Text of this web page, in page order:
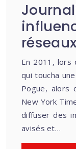
En 2011, lors
qui toucha
Pogue, alors
New York
diffuser des
avisés et…